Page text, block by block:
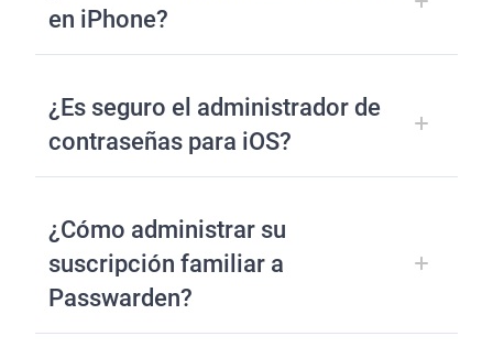
en iPhone?
¿Es seguro el administrador de
contraseñas para iOS?
¿Cómo administrar su
suscripción familiar a
Passwarden?